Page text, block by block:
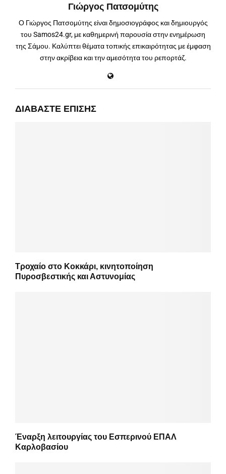
Γιώργος Πατσομύτης
Ο Γιώργος Πατσομύτης είναι δημοσιογράφος και δημιουργός
του Samos24.gr, με καθημερινή παρουσία στην ενημέρωση
της Σάμου. Καλύπτει θέματα τοπικής επικαιρότητας με έμφαση
στην ακρίβεια και την αμεσότητα του ρεπορτάζ.
ΔΙΑΒΆΣΤΕ ΕΠΊΣΗΣ
Τροχαίο στο Κοκκάρι, κινητοποίηση
Πυροσβεστικής και Αστυνομίας
Έναρξη λειτουργίας του Εσπερινού ΕΠΑΛ
Καρλοβασίου